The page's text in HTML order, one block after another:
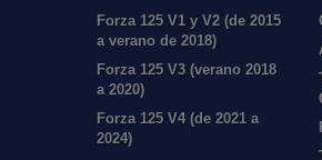
Forza 125 V1 y V2 (de 2015
a verano de 2018)
Forza 125 V3 (verano 2018
a 2020)
Forza 125 V4 (de 2021 a
2024)